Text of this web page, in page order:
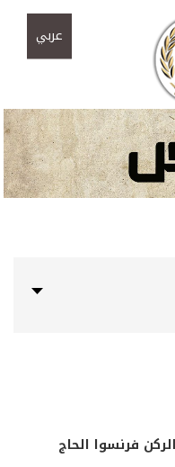
عربي
فرنسوا الحاج